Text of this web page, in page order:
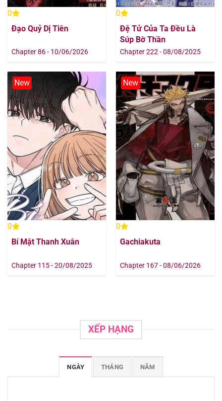
Chapter 94
Chapter 91 02/08/2025
Chapter 90 02/08/2025
Chapter 89 02/08/2025
Chapter 88 02/08/2025
Chapter 87 02/08/2025
Chapter 86 02/08/2025
Chapter 85
Chapter 84 02/08/2025
0
Đạo Quỷ Dị Tiên
Chapter 86 - 10/06/2026
0
Đệ Tử Của Ta Đều Là
Súp Bờ Thần
Chapter 222 - 08/08/2025
New
0
Bí Mật Thanh Xuân
Chapter 115 - 20/08/2025
New
0
Gachiakuta
Chapter 167 - 08/06/2026
XẾP HẠNG
NGÀY THÁNG NĂM